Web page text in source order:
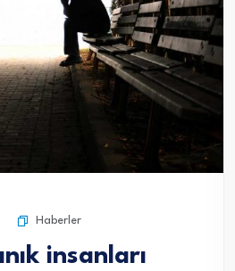
Haberler
insanları